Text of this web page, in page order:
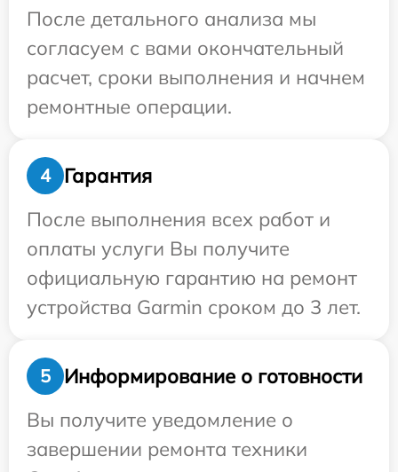
После детального анализа мы
согласуем с вами окончательный
расчет, сроки выполнения и начнем
ремонтные операции.
4
Гарантия
После выполнения всех работ и
оплаты услуги Вы получите
официальную гарантию на ремонт
устройства Garmin сроком до 3 лет.
5
Информирование о готовности
Вы получите уведомление о
завершении ремонта техники